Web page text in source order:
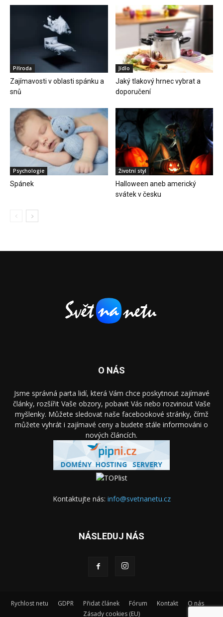
Příroda
Zajímavosti v oblasti spánku a
snů
Jídlo
Jaký tlakový hrnec vybrat a
doporučení
Psychologie
Spánek
Životní styl
Halloween aneb americký
svátek v česku
O NÁS
Jsme správná parta lidí, která Vám chce poskytnout zajímavé
články, rozšířit Vaše obzory, pobavit Vás nebo rozvinout Vaše
myšlenky. Můžete sledovat naše facebookové stránky, čímž
můžete vyhrát i zajímavé ceny a budete stále informováni o
nových článcích.
Kontaktujte nás: info@svetnanetu.cz
NÁSLEDUJ NÁS
Rychlost netu GDPR Přidat článek Fórum Kontakt
O nás
Zásady cookies (EU)